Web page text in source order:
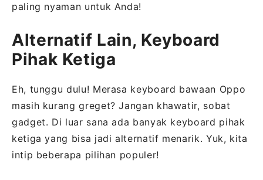
paling nyaman untuk Anda!
Alternatif Lain, Keyboard
Pihak Ketiga
Eh, tunggu dulu! Merasa keyboard bawaan Oppo
masih kurang greget? Jangan khawatir, sobat
gadget. Di luar sana ada banyak keyboard pihak
ketiga yang bisa jadi alternatif menarik. Yuk, kita
intip beberapa pilihan populer!